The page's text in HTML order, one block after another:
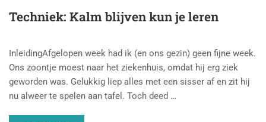
Techniek: Kalm blijven kun je leren
InleidingAfgelopen week had ik (en ons gezin) geen fijne week.
Ons zoontje moest naar het ziekenhuis, omdat hij erg ziek
geworden was. Gelukkig liep alles met een sisser af en zit hij
nu alweer te spelen aan tafel. Toch deed …